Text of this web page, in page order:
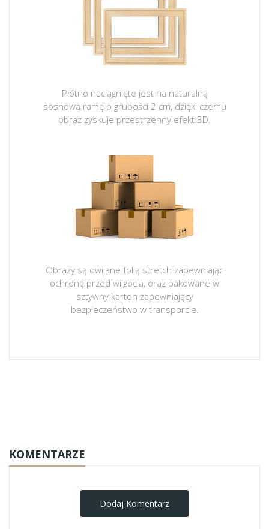
Płótno naciągnięte jest na naturalną
sosnową ramę o grubości 2 cm, dzięki czemu
obraz zyskuje przestrzenny efekt 3D.
Obrazy są owijane folią stretch zapewniając
ochronę przed wilgocią, oraz pakowane w
sztywny karton zapewniający
bezpieczeństwo w transporcie.
KOMENTARZE
Dodaj Komentarz